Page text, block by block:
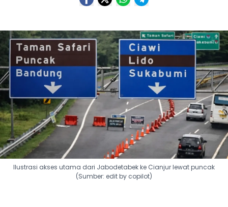
Ilustrasi akses utama dari Jabodetabek ke Cianjur lewat puncak
(Sumber: edit by copilot)